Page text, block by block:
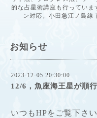
的な占星術講座も行っていま
ン対応。小田急江ノ島線
お知らせ
2023-12-05 20:30:00
12/6，魚座海王星が順
いつもHPをご覧下さ